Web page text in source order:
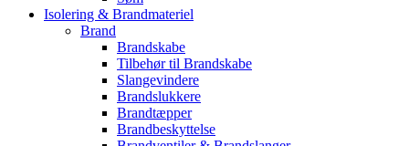
Isolering & Brandmateriel
Brand
Brandskabe
Tilbehør til Brandskabe
Slangevindere
Brandslukkere
Brandtæpper
Brandbeskyttelse